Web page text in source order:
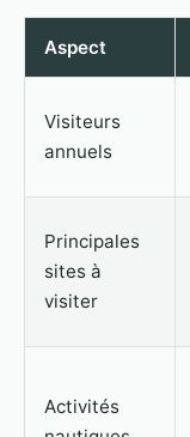
Aspect
Visiteurs
annuels
Principales
sites à
visiter
Activités